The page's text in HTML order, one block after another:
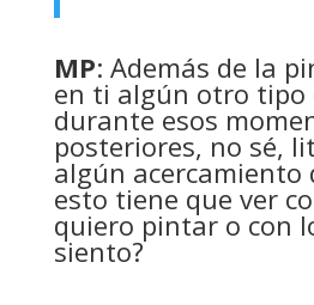
MP: Además de la
en ti algún otro tipo
durante esos
posteriores, no sé,
algún acercamiento
esto tiene que ver
quiero pintar o con
siento?